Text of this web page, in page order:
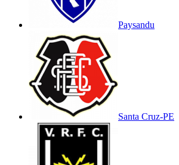
Paysandu
Santa Cruz-PE